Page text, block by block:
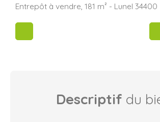
Entrepôt à vendre, 181 m² - Lunel 34400
Descriptif du